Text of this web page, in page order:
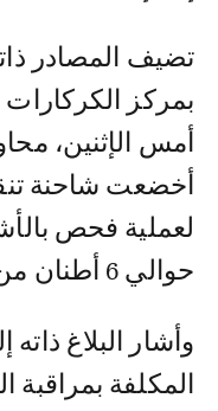
تضيف المصادر
بمركز
أمس الإثنين،
أخضعت شاحنة
لعملية فحص
حوالي 6 أطنان من مخدر الشيرا.
وأشار البلاغ
المكلفة بمراقبة